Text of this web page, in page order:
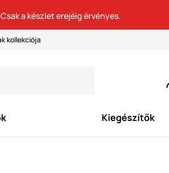
Csak a készlet erejéig érvényes.
kollekciója
Kiegészítők